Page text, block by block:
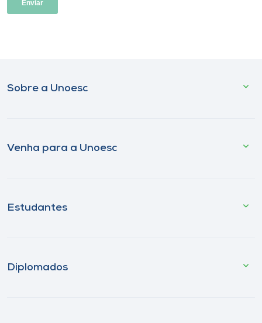
Sobre a Unoesc
Venha para a Unoesc
Estudantes
Diplomados